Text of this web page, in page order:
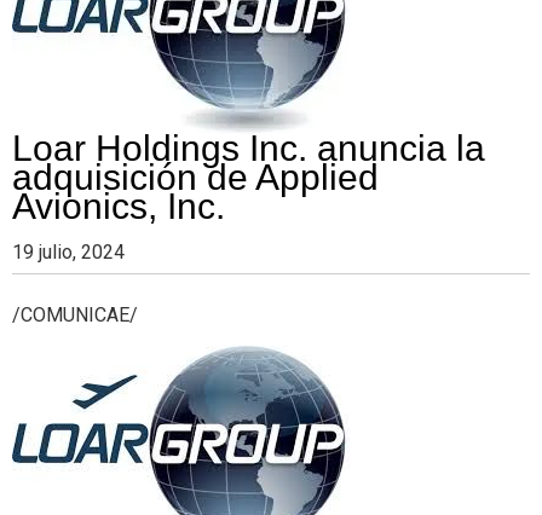
Argentina.
Loar Holdings Inc. anuncia la
adquisición de Applied
Avionics, Inc.
19 julio, 2024
/COMUNICAE/